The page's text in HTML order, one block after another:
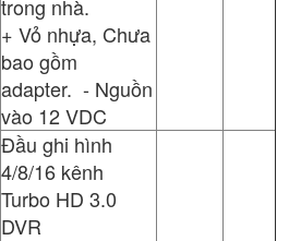
trong nhà.
+ Vỏ nhựa, Chưa
bao gồm
adapter. - Nguồn
vào 12 VDC
Đầu ghi hình
4/8/16 kênh
Turbo HD 3.0
DVR